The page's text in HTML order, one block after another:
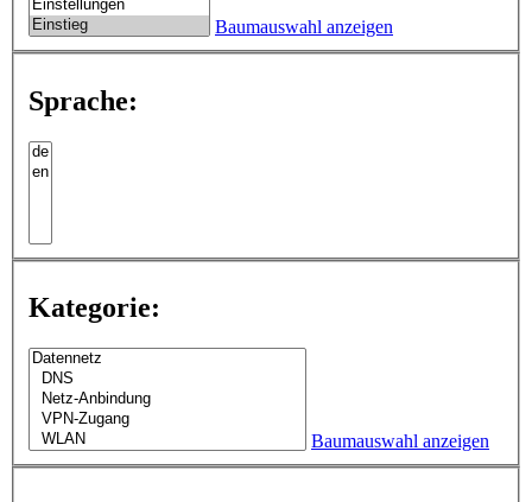
Baumauswahl anzeigen
Sprache:
Kategorie:
Baumauswahl anzeigen